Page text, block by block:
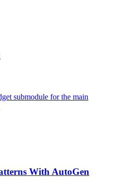
submodule for the main
With AutoGen